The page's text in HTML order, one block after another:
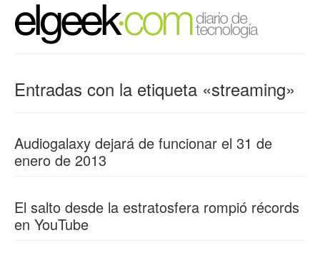
Entradas con la etiqueta «streaming»
Audiogalaxy dejará de funcionar el 31 de
enero de 2013
El salto desde la estratosfera rompió récords
en YouTube